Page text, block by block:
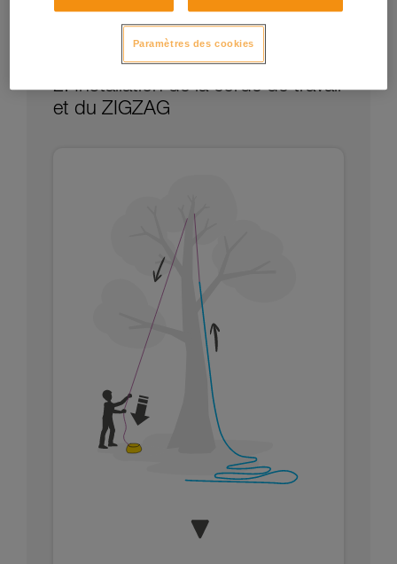
2. Installation de la corde de travail
et du ZIGZAG
Paramètres des cookies